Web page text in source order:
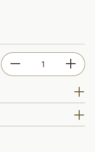
Produkt Anzahl: